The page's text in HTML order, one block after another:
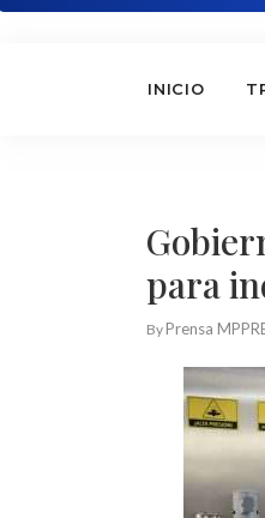
INICIO
para
By Prensa